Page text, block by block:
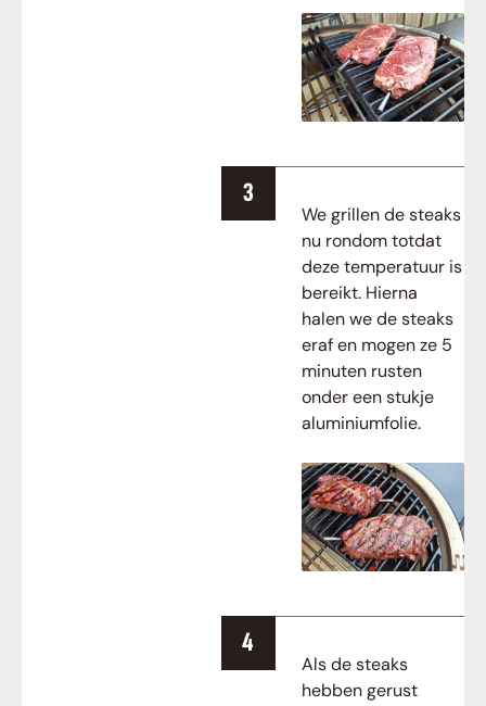
We grillen de steaks
nu rondom totdat
deze temperatuur is
bereikt. Hierna
halen we de steaks
eraf en mogen ze 5
minuten rusten
onder een stukje
aluminiumfolie.
Als de steaks
hebben gerust